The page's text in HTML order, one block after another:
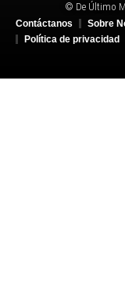
© De Último
Contáctanos
Sobre
Política de privacidad